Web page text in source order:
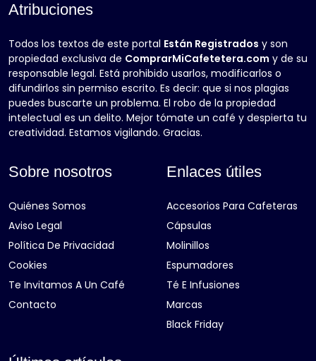
Atribuciones
Todos los textos de este portal Están Registrados y son
propiedad exclusiva de ComprarMiCafetetera.com y de su
responsable legal. Está prohibido usarlos, modificarlos o
difundirlos sin permiso escrito. Es decir: que si nos plagias
puedes buscarte un problema. El robo de la propiedad
intelectual es un delito. Mejor tómate un café y despierta tu
creatividad. Estamos vigilando. Gracias.
Sobre nosotros
Quiénes Somos
Aviso Legal
Política De Privacidad
Cookies
Te Invitamos A Un Café
Contacto
Enlaces útiles
Accesorios Para Cafeteras
Cápsulas
Molinillos
Espumadores
Té E Infusiones
Marcas
Black Friday